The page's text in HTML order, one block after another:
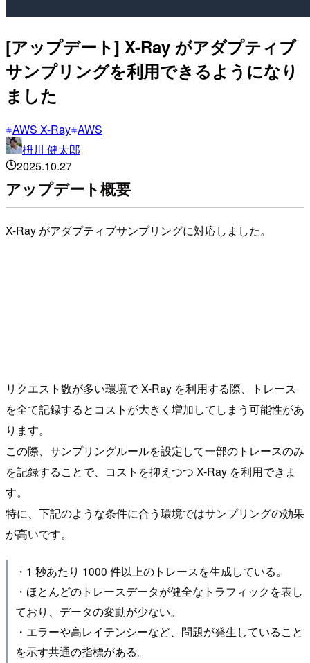
[アップデート] X-Ray がアダプティブ
サンプリングを利用できるようになり
ました
AWS X-Ray AWS
枡川 健太郎
2025.10.27
アップデート概要
X-Ray がアダプティブサンプリングに対応しました。
リクエスト数が多い環境で X-Ray を利用する際、トレース
を全て記録するとコストが大きく増加してしまう可能性があ
ります。
この際、サンプリングルールを設定して一部のトレースのみ
を記録することで、コストを抑えつつ X-Ray を利用できま
す。
特に、下記のような条件に合う環境ではサンプリングの効果
が高いです。
・1 秒あたり 1000 件以上のトレースを生成している。
・ほとんどのトレースデータが健全なトラフィックを表し
ており、データの変動が少ない。
・エラーや高レイテンシーなど、問題が発生していること
を示す共通の指標がある。